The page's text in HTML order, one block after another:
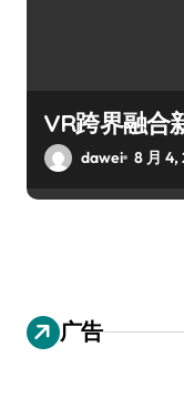
VR跨界融合
dawei 8 月 4,
广告